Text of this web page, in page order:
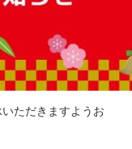
ただきますようお